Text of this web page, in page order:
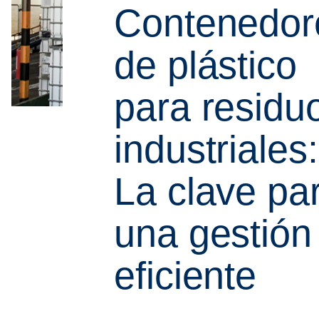
de plástico
para
industriales:
La clave
una gestión
eficiente